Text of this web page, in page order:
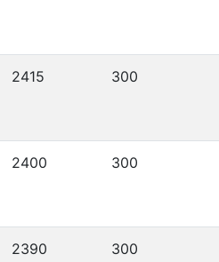
2415 300
2400 300
2390 300